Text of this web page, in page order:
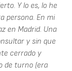
Y lo es, lo he
persona. En mi
en Madrid. Una
y sin que
cerrado y
de turno (era